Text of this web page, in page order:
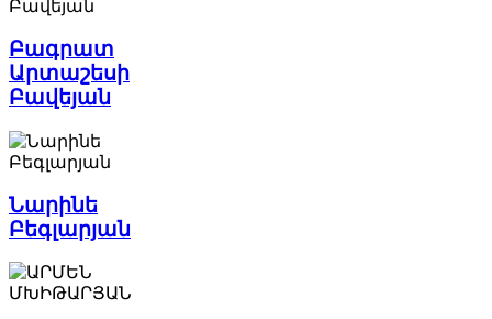
Բագրատ
Արտաշեսի
Բավեյան
Նարինե
Բեգլարյան